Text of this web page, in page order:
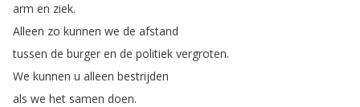
arm en ziek.
Alleen zo kunnen we de afstand
tussen de burger en de politiek vergroten.
We kunnen u alleen bestrijden
als we het samen doen.